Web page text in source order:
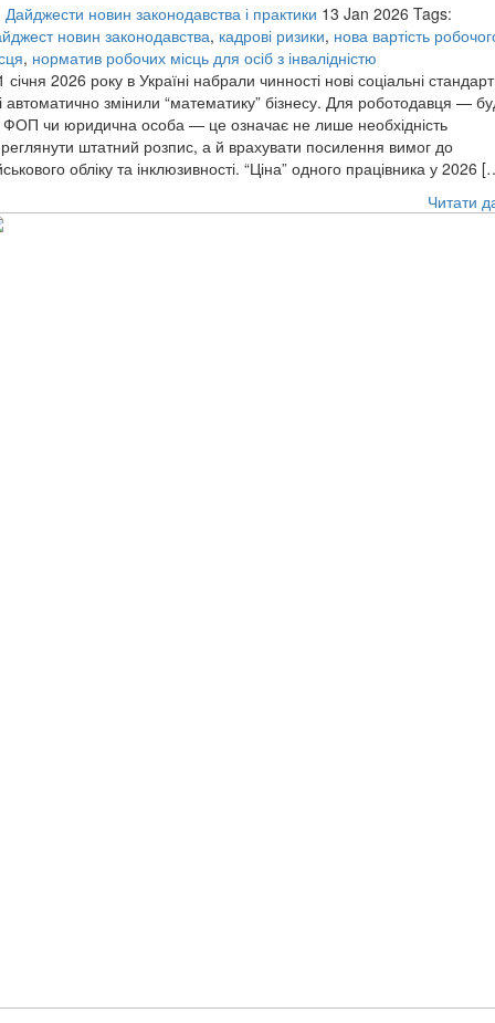
Дайджести новин законодавства і практики 13 Jan 2026 Tags:
новин законодавства, кадрові ризики, нова вартість
, норматив робочих місць для осіб з інвалідністю
січня 2026 року в Україні набрали чинності нові соціальні
автоматично змінили “математику” бізнесу. Для роботодавця —
ФОП чи юридична особа — це означає не лише необхідність
штатний розпис, а й врахувати посилення вимог до
обліку та інклюзивності. “Ціна” одного працівника у 2026
Читати